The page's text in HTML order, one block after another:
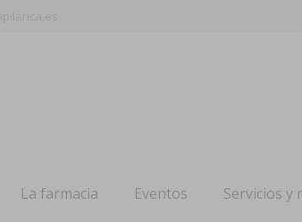
La farmacia Eventos Servicios y